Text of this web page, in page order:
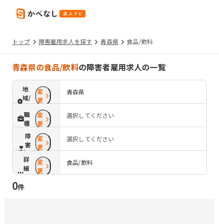
トップ 障害雇用求人を探す 青森県 食品/飲料
青森県の食品/飲料の障害者雇用求人の一覧
地
域/
路
線
変
更
青森県
職
種
変
更
選択してください
障
害
配
慮
変
更
選択してください
詳
細
条
件
変
更
食品/飲料
0件